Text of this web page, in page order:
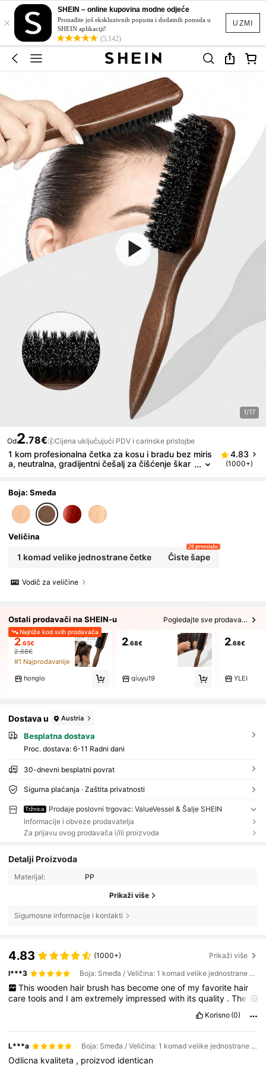
UZMI
×
SHEIN – online kupovina modne odjeće
Pronađite još ekskluzivnih popusta i dodatnih ponuda u
SHEIN aplikaciji!
(5,142)
1/17
Od2.78€ Cijena uključujući PDV i carinske pristojbe
1 kom profesionalna četka za kosu i bradu bez miris
a, neutralna, gradijentni češalj za čišćenje škar
ani, dodatak za kupaonicu, Božić
4.83
(1000+)
Boja: Smeđa
Veličina
1 komad velike jednostrane četke Čiste šape
20 preostalo
Vodič za veličine
Ostali prodavači na SHEIN-u Pogledajte sve prodavače (38)
Najniže kod svih prodavača
2.65€
2.68€
#1 Najprodavanije
honglo
2.68€
qiuyu19
2.68€
YLEI
Dostava u Austria
Besplatna dostava
Proc. dostava: 6-11 Radni dani
30-dnevni besplatni povrat
Sigurna plaćanja · Zaštita privatnosti
Tržnica
Prodaje poslovni trgovac: ValueVessel & Šalje SHEIN
Informacije i obveze prodavatelja
Za prijavu ovog prodavača i/ili proizvoda
Detalji Proizvoda
Materijal: PP
Prikaži više
Sigurnosne informacije i kontakti
4.83 (1000+) Prikaži više
l***3 Boja: Smeđa / Veličina: 1 komad velike jednostrane četke
This wooden hair brush has become one of my favorite hair
caretoolsand Iamextremely impressedwith itsquality .The
hair,helping
detangleknotsgentlywithoutcausingunnecessarypullingor
breakage
. noticed that my hairlookssmootherand
feels
softerafterusing itregularly.Theergonomichandleprovides a
comfortablegrip , makingthebrushing
Korisno (0)
L***a Boja: Smeđa / Veličina: 1 komad velike jednostrane četke
Odlicna kvaliteta , proizvod identican